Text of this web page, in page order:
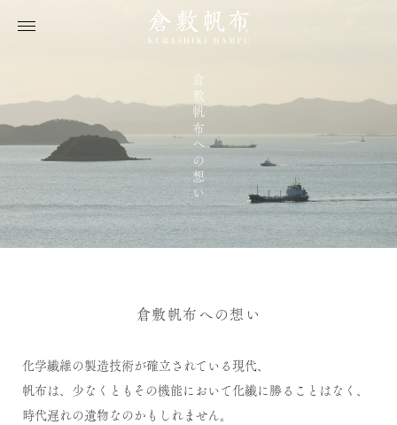
倉敷帆布への想い
倉敷帆布への想い
化学繊維の製造技術が確立されている現代、
帆布は、少なくともその機能において化繊に勝ることはなく、
時代遅れの遺物なのかもしれません。